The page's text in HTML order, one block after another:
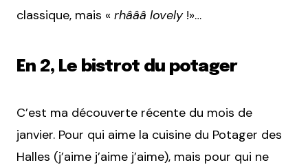
classique, mais « rhâââ lovely !»…
En 2, Le bistrot du potager
C’est ma découverte récente du mois de
janvier. Pour qui aime la cuisine du Potager des
Halles (j’aime j’aime j’aime), mais pour qui ne